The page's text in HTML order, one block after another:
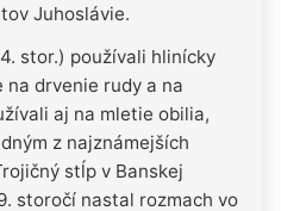
Juhoslávie.
stor.) používali hlinícky
na drvenie rudy a na
aj na mletie obilia,
z najznámejších
stĺp v Banskej
storočí nastal rozmach vo